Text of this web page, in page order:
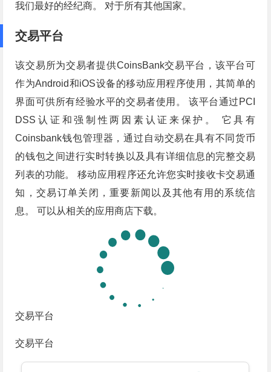
我们最好的经纪商。 对于所有其他国家。
交易平台
该交易所为交易者提供CoinsBank交易平台，该平台可
作为Android和iOS设备的移动应用程序使用，其简单的
界面可供所有经验水平的交易者使用。 该平台通过PCI
DSS认证和强制性两因素认证来保护。 它具有
Coinsbank钱包管理器，通过自动交易在具有不同货币
的钱包之间进行实时转换以及具有详细信息的完整交易
列表的功能。 移动应用程序还允许您实时接收卡交易通
知，交易订单关闭，重要新闻以及其他有用的系统信
息。 可以从相关的应用商店下载。
交易平台
交易平台